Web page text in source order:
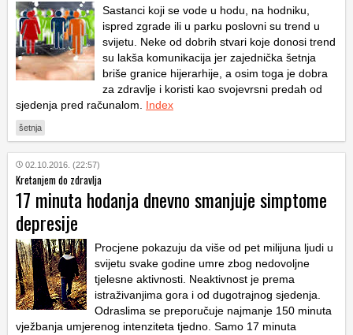
Sastanci koji se vode u hodu, na hodniku,
ispred zgrade ili u parku poslovni su trend u
svijetu. Neke od dobrih stvari koje donosi trend
su lakša komunikacija jer zajednička šetnja
briše granice hijerarhije, a osim toga je dobra
za zdravlje i koristi kao svojevrsni predah od
sjedenja pred računalom. Index
šetnja
02.10.2016. (22:57)
Kretanjem do zdravlja
17 minuta hodanja dnevno smanjuje simptome
depresije
Procjene pokazuju da više od pet milijuna ljudi u
svijetu svake godine umre zbog nedovoljne
tjelesne aktivnosti. Neaktivnost je prema
istraživanjima gora i od dugotrajnog sjedenja.
Odraslima se preporučuje najmanje 150 minuta
vježbanja umjerenog intenziteta tjedno. Samo 17 minuta